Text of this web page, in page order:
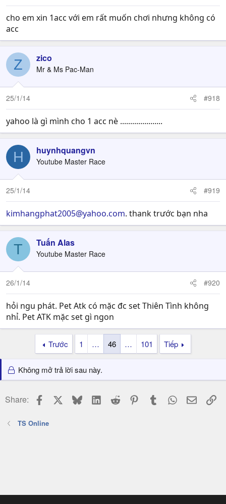
cho em xin 1acc với em rất muốn chơi nhưng không có
acc
Z zico
Mr & Ms Pac-Man
25/1/14 #918
yahoo là gì mình cho 1 acc nè .....................
H huynhquangvn
Youtube Master Race
25/1/14 #919
kimhangphat2005@yahoo.com. thank trước bạn nha
T Tuấn Alas
Youtube Master Race
26/1/14 #920
hỏi ngu phát. Pet Atk có mặc đc set Thiên Tình không
nhỉ. Pet ATK mặc set gì ngon
Trước 1 … 46 … 101 Tiếp
Không mở trả lời sau này.
Share: Facebook BlueskyLinkedIn
Reddit PinterestTumblr WhatsApp
Email
TS Online